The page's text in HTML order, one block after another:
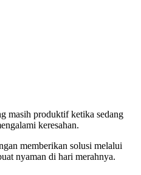
masih produktif ketika sedang
keresahan.
memberikan solusi melalui
nyaman di hari merahnya.